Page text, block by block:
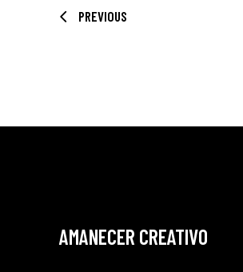
PREVIOUS
AMANECER CREATIVO